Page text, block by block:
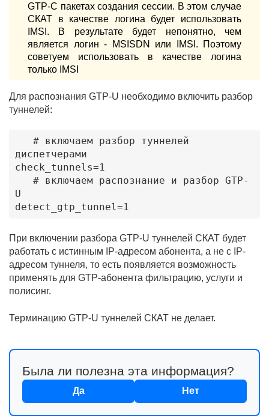
GTP-C пакетах создания сессии. В этом случае
СКАТ в качестве логина будет использовать
IMSI. В результате будет непонятно, чем
является логин - MSISDN или IMSI. Поэтому
советуем использовать в качестве логина
только IMSI
Для распознания GTP-U необходимо включить разбор
туннелей:
диспетчерами
check_tunnels=1
U
detect_gtp_tunnel=1
При включении разбора GTP-U туннелей СКАТ будет
работать с истинным IP-адресом абонента, а не с IP-
адресом туннеля, то есть появляется возможность
применять для GTP-абонента фильтрацию, услуги и
полисинг.
Терминацию GTP-U туннелей СКАТ не делает.
Была ли полезна эта информация?
Да Нет